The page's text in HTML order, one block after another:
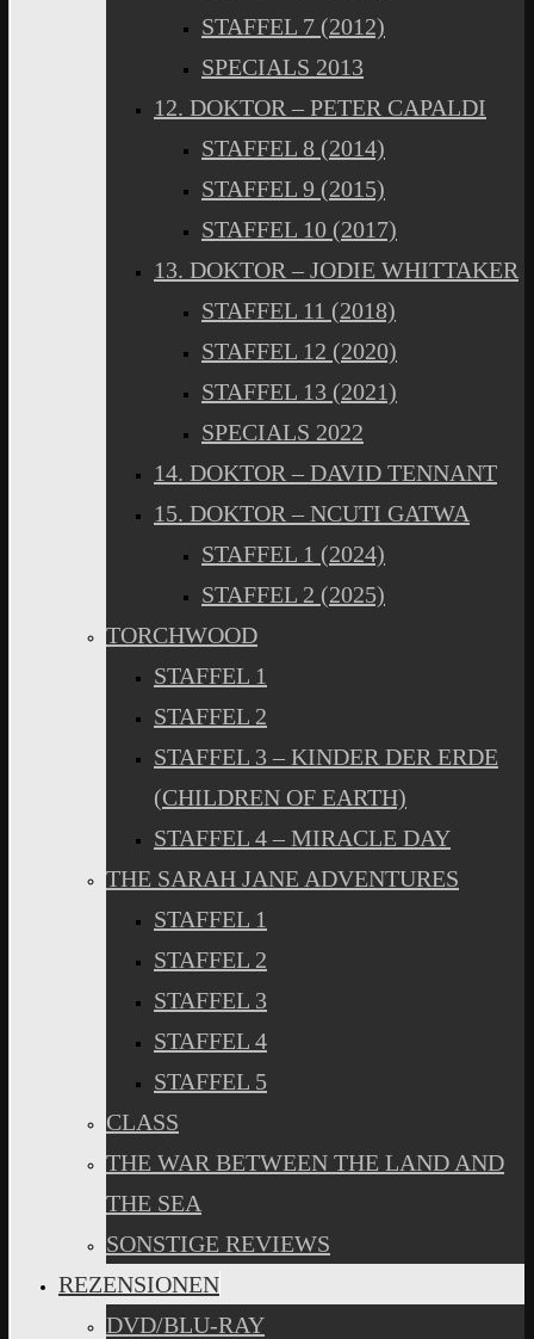
STAFFEL 7 (2012)
SPECIALS 2013
12. DOKTOR – PETER CAPALDI
STAFFEL 8 (2014)
STAFFEL 9 (2015)
STAFFEL 10 (2017)
13. DOKTOR – JODIE WHITTAKER
STAFFEL 11 (2018)
STAFFEL 12 (2020)
STAFFEL 13 (2021)
SPECIALS 2022
14. DOKTOR – DAVID TENNANT
15. DOKTOR – NCUTI GATWA
STAFFEL 1 (2024)
STAFFEL 2 (2025)
TORCHWOOD
STAFFEL 1
STAFFEL 2
STAFFEL 3 – KINDER DER ERDE
(CHILDREN OF EARTH)
STAFFEL 4 – MIRACLE DAY
THE SARAH JANE ADVENTURES
STAFFEL 1
STAFFEL 2
STAFFEL 3
STAFFEL 4
STAFFEL 5
CLASS
THE WAR BETWEEN THE LAND AND
THE SEA
SONSTIGE REVIEWS
REZENSIONEN
DVD/BLU-RAY